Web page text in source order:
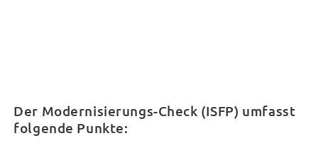
Der Modernisierungs-Check (ISFP) umfasst
folgende Punkte: